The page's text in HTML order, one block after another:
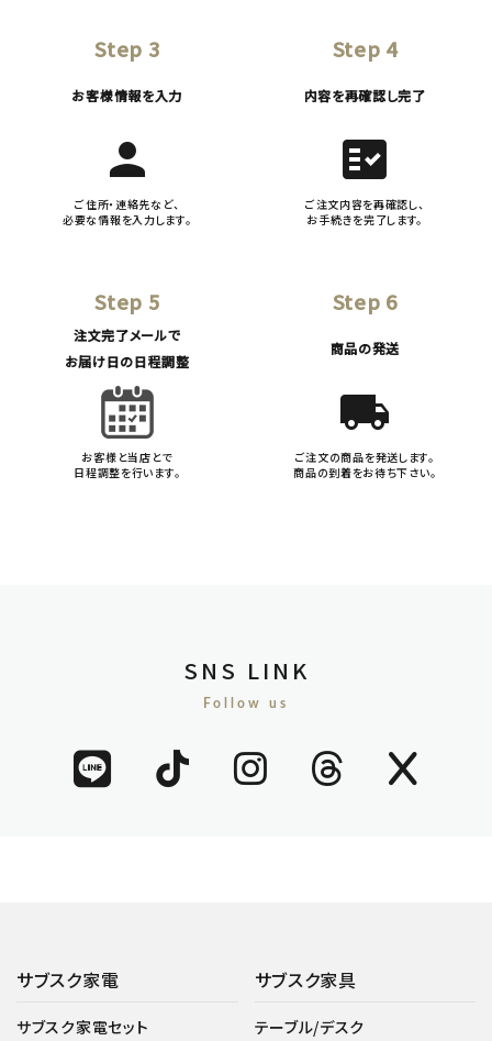
Step 3
お客様情報を入力
person
ご住所・連絡先など、
必要な情報を入力します。
Step 4
内容を再確認し完了
fact_check
ご注文内容を再確認し、
お手続きを完了します。
Step 5
注文完了メールで
お届け日の日程調整
お客様と当店とで
日程調整を行います。
Step 6
商品の発送
local_shipping
ご注文の商品を発送します。
商品の到着をお待ち下さい。
SNS LINK
Follow us
サブスク家電
サブスク家電セット
サブスク家具
テーブル/デスク